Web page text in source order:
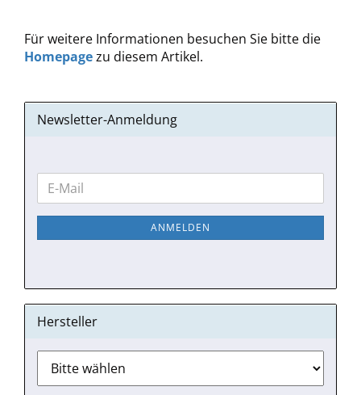
Für weitere Informationen besuchen Sie bitte die
Homepagezu diesem Artikel.
Newsletter-Anmeldung
WEITER
ZUR
NEWSLETTER-
E-
Mail
ANMELDEN
Hersteller